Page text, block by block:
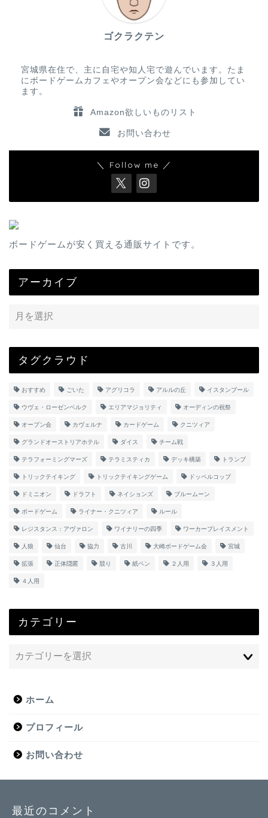
ゴクラクテン
宮城県在住で、主に自宅や知人宅で遊んでいます。たま
にボードゲームカフェやオープン会などにも参加してい
ます。
Amazon欲しいものリスト
お問い合わせ
＼ Follow me ／
ボードゲームが安く買える通販サイトです。
アーカイブ
タグクラウド
おすすめ ごいた アグリコラ アルルの丘 イスタンブール
ウヴェ・ローゼンベルク エリアマジョリティ オーディンの祝祭
オープン会 カヴェルナ カードゲーム クニツィア
グランドオーストリアホテル ダイス チーム戦
テラフォーミングマーズ テラミスティカ デッキ構築 トランプ
トリックテイキング トリックテイキングゲーム ドッペルコップ
ドミニオン ドラフト ネイションズ ブルームーン
ボードゲーム ライナー・クニツィア ルール
レジスタンス：アヴァロン ワイナリーの四季 ワーカープレイスメント
人狼 仙台 協力 古川 大崎ボードゲーム会 宮城
拡張 正体隠匿 競り 紙ペン ２人用 ３人用
４人用
カテゴリー
ホーム
プロフィール
お問い合わせ
最近のコメント